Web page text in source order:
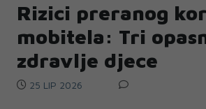
Rizici preranog
mobitela: Tri
zdravlje djece
25 LIP 2026